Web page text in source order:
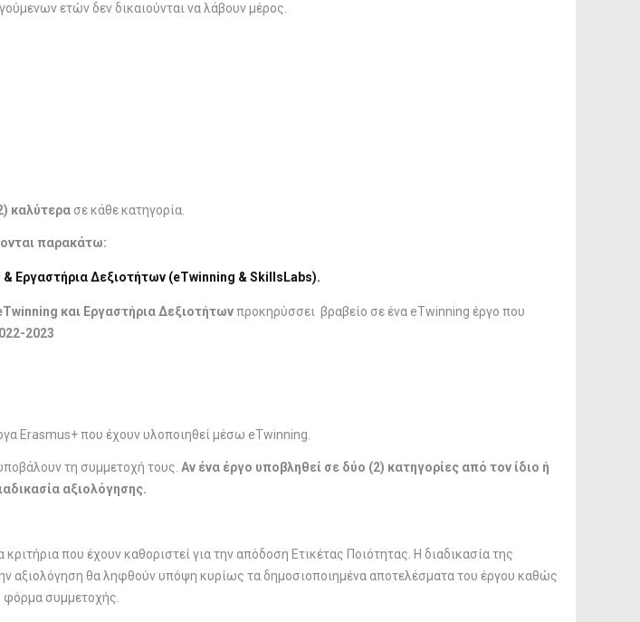
ετών δεν δικαιούνται να λάβουν μέρος.
καλύτερασε κάθε κατηγορία.
παρακάτω:
& Εργαστήρια Δεξιοτήτων (eTwinning & SkillsLabs).
και Εργαστήρια Δεξιοτήτωνπροκηρύσσει βραβείο σε ένα eTwinning έργο που
2023
Erasmus+ που έχουν υλοποιηθεί μέσω eTwinning.
τη συμμετοχή τους. Αν ένα έργο υποβληθεί σε δύο (2) κατηγορίες από τον ίδιο ή
αξιολόγησης.
που έχουν καθοριστεί για την απόδοση Ετικέτας Ποιότητας. Η διαδικασία της
αξιολόγηση θα ληφθούν υπόψη κυρίως τα δημοσιοποιημένα αποτελέσματα του έργου καθώς
συμμετοχής.